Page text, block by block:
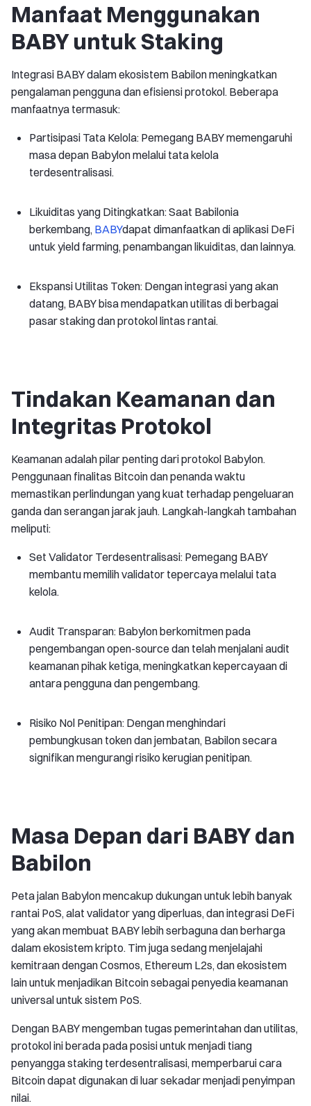
Manfaat Menggunakan
BABY untuk Staking
Integrasi BABY dalam ekosistem Babilon meningkatkan
pengalaman pengguna dan efisiensi protokol. Beberapa
manfaatnya termasuk:
Partisipasi Tata Kelola: Pemegang BABY memengaruhi
masa depan Babylon melalui tata kelola
terdesentralisasi.
Likuiditas yang Ditingkatkan: Saat Babilonia
berkembang, BABYdapat dimanfaatkan di aplikasi DeFi
untuk yield farming, penambangan likuiditas, dan lainnya.
Ekspansi Utilitas Token: Dengan integrasi yang akan
datang, BABY bisa mendapatkan utilitas di berbagai
pasar staking dan protokol lintas rantai.
Tindakan Keamanan dan
Integritas Protokol
Keamanan adalah pilar penting dari protokol Babylon.
Penggunaan finalitas Bitcoin dan penanda waktu
memastikan perlindungan yang kuat terhadap pengeluaran
ganda dan serangan jarak jauh. Langkah-langkah tambahan
meliputi:
Set Validator Terdesentralisasi: Pemegang BABY
membantu memilih validator tepercaya melalui tata
kelola.
Audit Transparan: Babylon berkomitmen pada
pengembangan open-source dan telah menjalani audit
keamanan pihak ketiga, meningkatkan kepercayaan di
antara pengguna dan pengembang.
Risiko Nol Penitipan: Dengan menghindari
pembungkusan token dan jembatan, Babilon secara
signifikan mengurangi risiko kerugian penitipan.
Masa Depan dari BABY dan
Babilon
Peta jalan Babylon mencakup dukungan untuk lebih banyak
rantai PoS, alat validator yang diperluas, dan integrasi DeFi
yang akan membuat BABY lebih serbaguna dan berharga
dalam ekosistem kripto. Tim juga sedang menjelajahi
kemitraan dengan Cosmos, Ethereum L2s, dan ekosistem
lain untuk menjadikan Bitcoin sebagai penyedia keamanan
universal untuk sistem PoS.
Dengan BABY mengemban tugas pemerintahan dan utilitas,
protokol ini berada pada posisi untuk menjadi tiang
penyangga staking terdesentralisasi, memperbarui cara
Bitcoin dapat digunakan di luar sekadar menjadi penyimpan
nilai.